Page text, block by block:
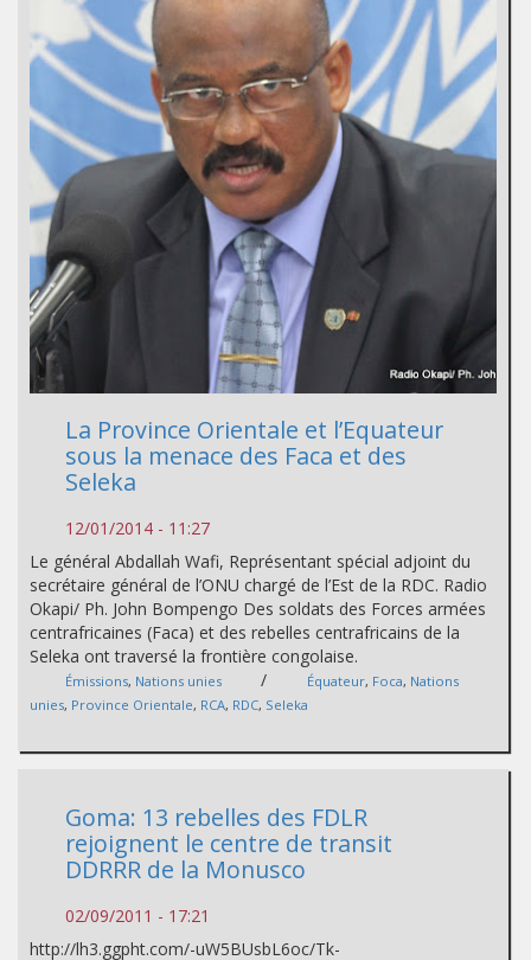
La Province Orientale et l’Equateur
sous la menace des Faca et des
Seleka
12/01/2014 - 11:27
Le général Abdallah Wafi, Représentant spécial adjoint du
secrétaire général de l’ONU chargé de l’Est de la RDC. Radio
Okapi/ Ph. John Bompengo Des soldats des Forces armées
centrafricaines (Faca) et des rebelles centrafricains de la
Seleka ont traversé la frontière congolaise.
Émissions, Nations unies / Équateur, Foca, Nations
unies, Province Orientale, RCA, RDC, Seleka
Goma: 13 rebelles des FDLR
rejoignent le centre de transit
DDRRR de la Monusco
02/09/2011 - 17:21
http://lh3.ggpht.com/-uW5BUsbL6oc/Tk-